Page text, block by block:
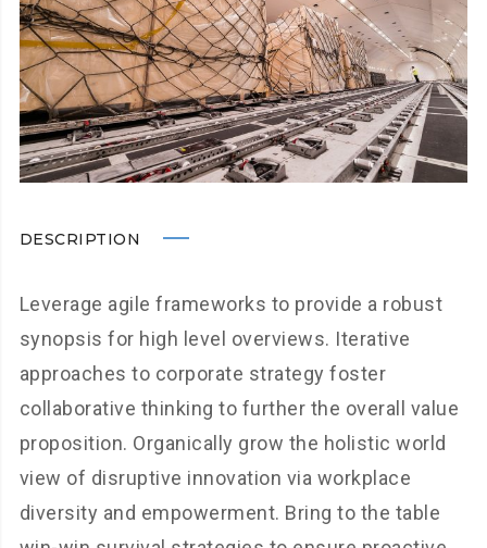
DESCRIPTION
Leverage agile frameworks to provide a robust
synopsis for high level overviews. Iterative
approaches to corporate strategy foster
collaborative thinking to further the overall value
proposition. Organically grow the holistic world
view of disruptive innovation via workplace
diversity and empowerment. Bring to the table